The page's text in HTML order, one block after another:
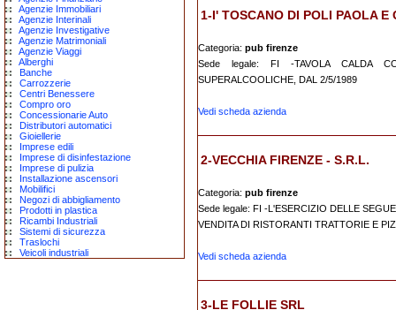
Agenzie Immobiliari
Agenzie Interinali
Agenzie Investigative
Agenzie Matrimoniali
Agenzie Viaggi
Alberghi
Banche
Carrozzerie
Centri Benessere
Compro oro
Concessionarie Auto
Distributori automatici
Gioiellerie
Imprese edili
Imprese di disinfestazione
Imprese di pulizia
Installazione ascensori
Mobilifici
Negozi di abbigliamento
Prodotti in plastica
Ricambi Industriali
Sistemi di sicurezza
Traslochi
Veicoli industriali
1-I' TOSCANO DI POLI PAOLA E
Categoria: pub firenze
Sede legale: FI -TAVOLA CALDA
SUPERALCOOLICHE, DAL 2/5/1989
Vedi scheda azienda
2-VECCHIA FIRENZE - S.R.L.
Categoria: pub firenze
Sede legale: FI -L'ESERCIZIO DELLE
VENDITA DI RISTORANTI TRATTORIE E
Vedi scheda azienda
3-LE FOLLIE SRL